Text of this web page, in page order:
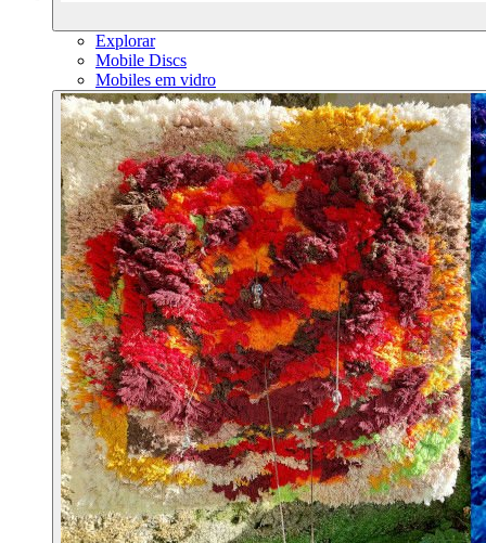
Explorar
Mobile Discs
Mobiles em vidro